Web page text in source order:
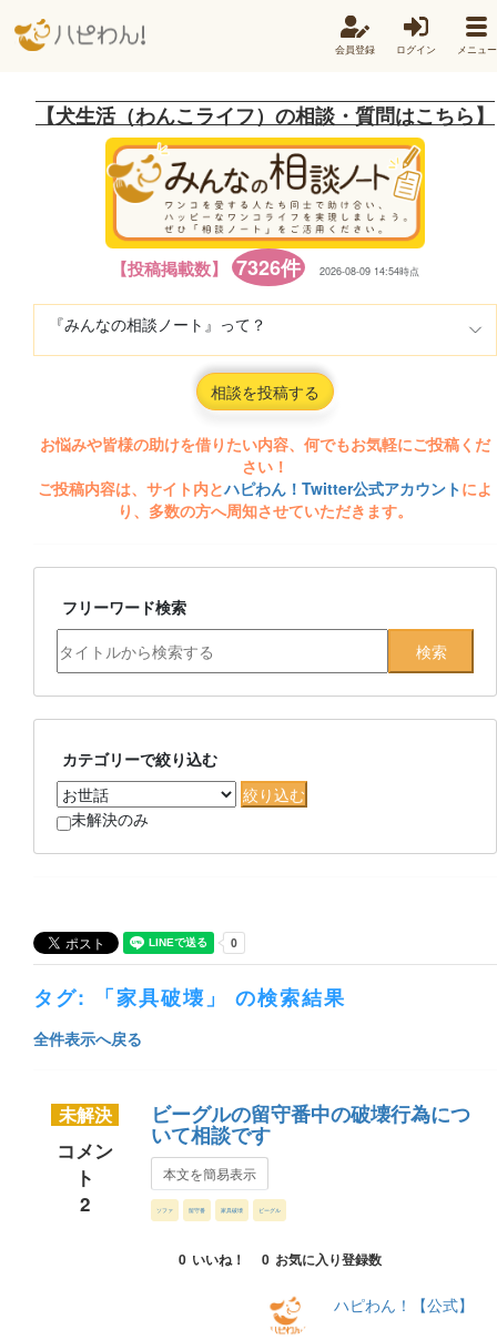
会員登録 ログイン メニュー
【犬生活（わんこライフ）の相談・質問はこちら】
【投稿掲載数】 7326件 2026-08-09 14:54時点
『みんなの相談ノート』って？
相談を投稿する
お悩みや皆様の助けを借りたい内容、何でもお気軽にご投稿くだ
さい！
ご投稿内容は、サイト内とハピわん！Twitter公式アカウントによ
り、多数の方へ周知させていただきます。
フリーワード検索
カテゴリーで絞り込む
未解決のみ
タグ: 「家具破壊」 の検索結果
全件表示へ戻る
未解決
コメン
ト
2
ビーグルの留守番中の破壊行為につ
いて相談です
本文を簡易表示
ソファ 留守番 家具破壊 ビーグル
0 いいね！ 0 お気に入り登録数
ハピわん！【公式】